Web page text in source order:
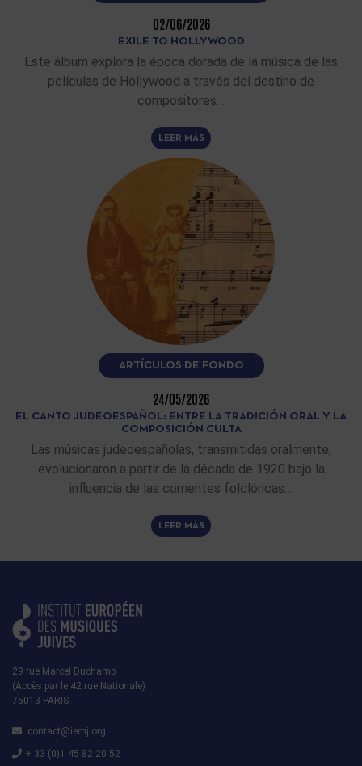
02/06/2026
EXILE TO HOLLYWOOD
Este álbum explora la época dorada de la música de las
películas de Hollywood a través del destino de
compositores…
LEER MÁS
ARTÍCULOS DE FONDO
24/05/2026
EL CANTO JUDEOESPAÑOL: ENTRE LA TRADICIÓN ORAL Y LA
COMPOSICIÓN CULTA
Las músicas judeoespañolas, transmitidas oralmente,
evolucionaron a partir de la década de 1920 bajo la
influencia de las corrientes folclóricas…
LEER MÁS
29 rue Marcel Duchamp
(Accès par le 42 rue Nationale)
75013 PARIS
contact@iemj.org
+ 33 (0)1 45 82 20 52